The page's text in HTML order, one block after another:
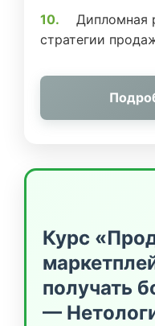
Дипломная
стратегии
Курс
получать
—